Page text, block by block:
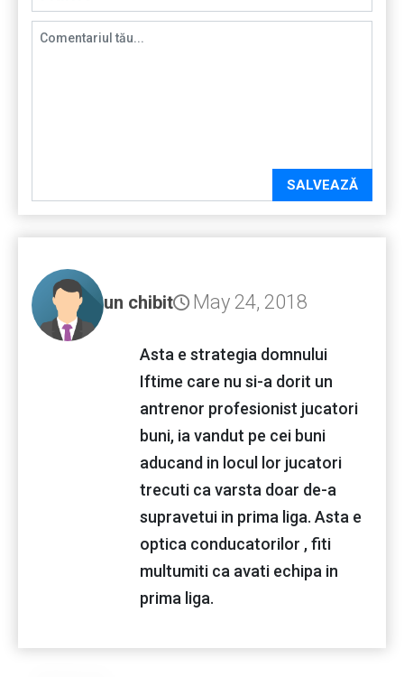
SALVEAZĂ
un chibit May 24, 2018
Asta e strategia domnului
Iftime care nu si-a dorit un
antrenor profesionist jucatori
buni, ia vandut pe cei buni
aducand in locul lor jucatori
trecuti ca varsta doar de-a
supravetui in prima liga. Asta e
optica conducatorilor , fiti
multumiti ca avati echipa in
prima liga.